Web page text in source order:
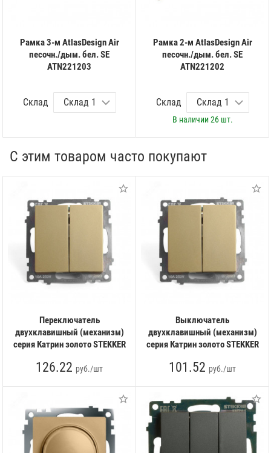
Рамка 3-м AtlasDesign Air
песочн./дым. бел. SE
ATN221203
Склад
Рамка 2-м AtlasDesign Air
песочн./дым. бел. SE
ATN221202
Склад
В наличии26 шт.
С этим товаром часто покупают
Переключатель
двухклавишный (механизм)
серия Катрин золото STEKKER
126.22 руб./шт
Выключатель
двухклавишный (механизм)
серия Катрин золото STEKKER
101.52 руб./шт